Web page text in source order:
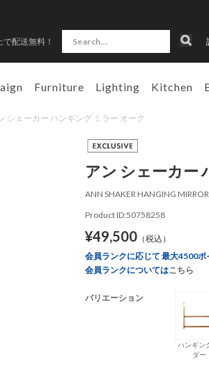
配送無料！
Furniture Lighting Kitchen
シェーカー ハンギング ミラー オーク
アン シェーカー
ANN SHAKER HANGING
Product ID:50758258
¥49,500（税込）
会員ランクに応じて 最大4500ポ
会員ランクについてはこちら
バリエーション
ハンギン
ダー